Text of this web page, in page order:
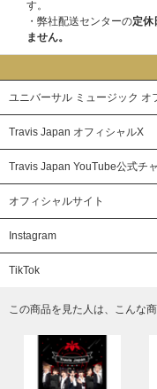
Underdogs
す。
・弊社配送センターの定休
ません。
ユニバーサル ミュージック オ
Travis Japan オフィシャルX
Travis Japan YouTube公式チ
オフィシャルサイト
Instagram
TikTok
この商品を見た人は、こんな